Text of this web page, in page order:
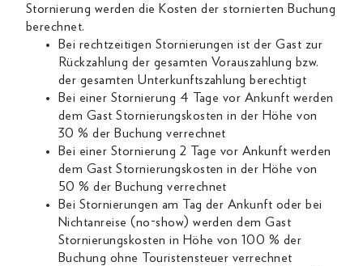
Stornierung werden die Kosten der stornierten Buchung
berechnet.
Bei rechtzeitigen Stornierungen ist der Gast zur
Rückzahlung der gesamten Vorauszahlung bzw.
der gesamten Unterkunftszahlung berechtigt
Bei einer Stornierung 4 Tage vor Ankunft werden
dem Gast Stornierungskosten in der Höhe von
30 % der Buchung verrechnet
Bei einer Stornierung 2 Tage vor Ankunft werden
dem Gast Stornierungskosten in der Höhe von
50 % der Buchung verrechnet
Bei Stornierungen am Tag der Ankunft oder bei
Nichtanreise (no-show) werden dem Gast
Stornierungskosten in Höhe von 100 % der
Buchung ohne Touristensteuer verrechnet